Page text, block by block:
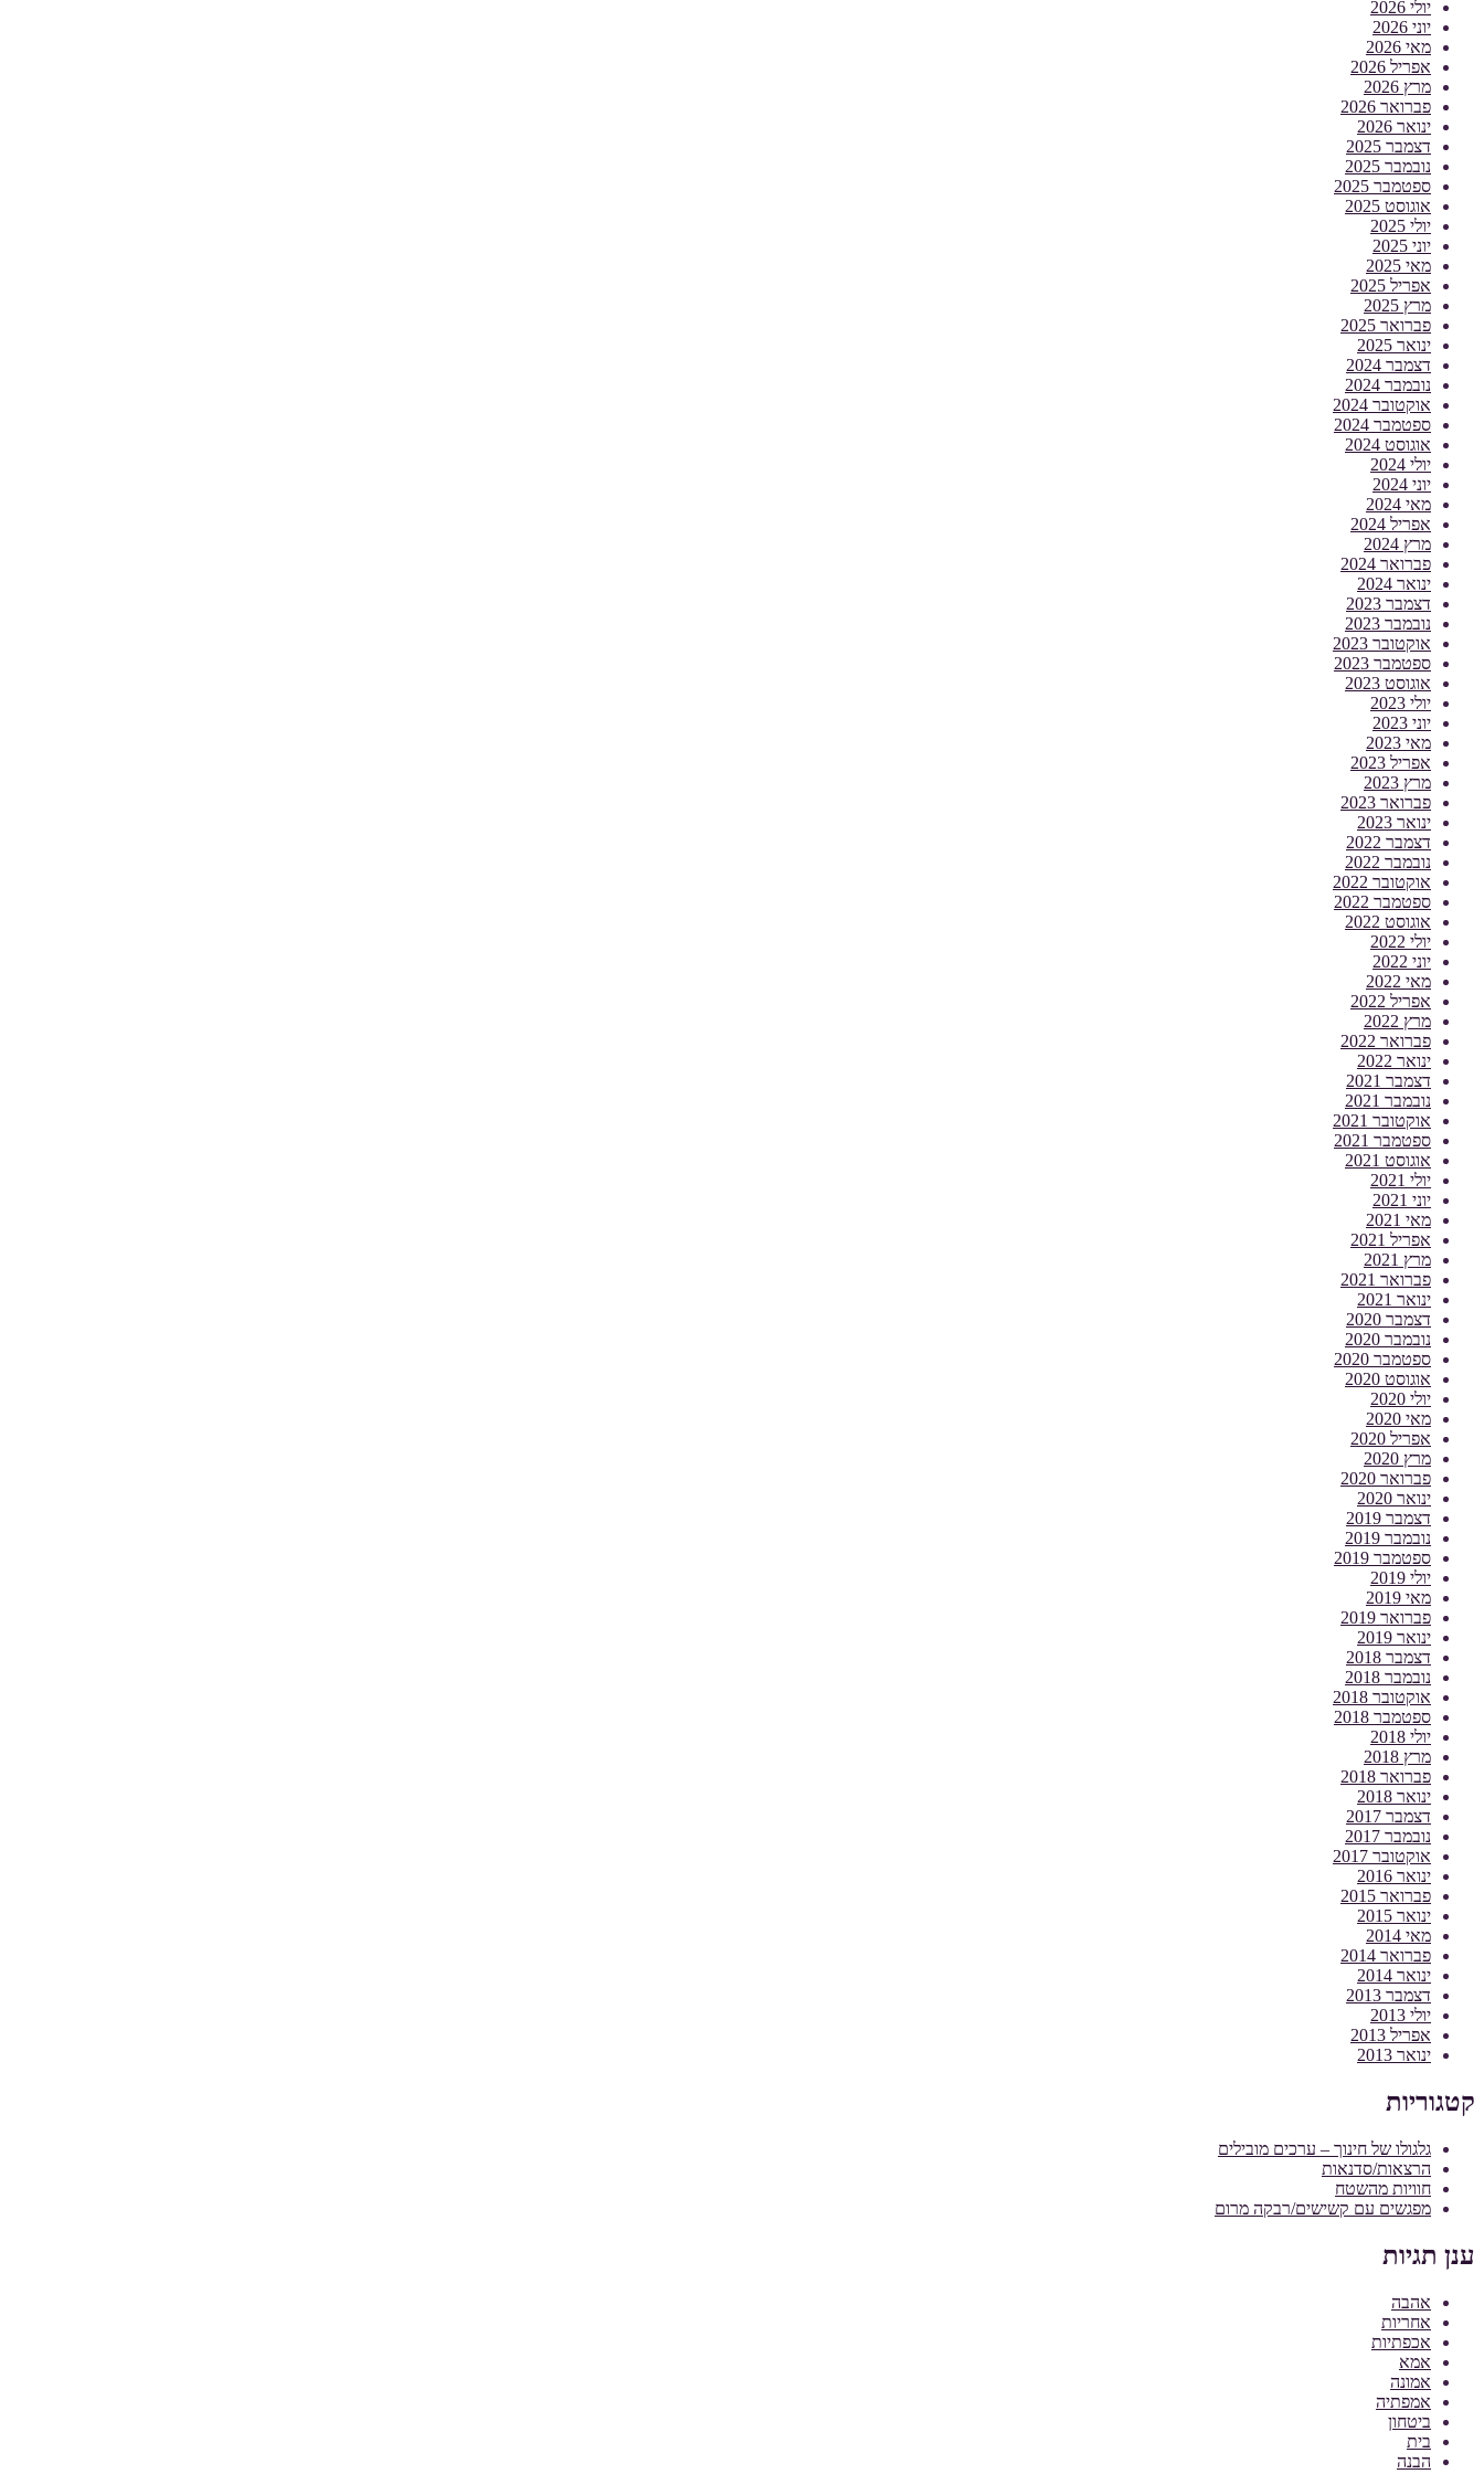
יולי 2026
יוני 2026
מאי 2026
אפריל 2026
מרץ 2026
פברואר 2026
ינואר 2026
דצמבר 2025
נובמבר 2025
ספטמבר 2025
אוגוסט 2025
יולי 2025
יוני 2025
מאי 2025
אפריל 2025
מרץ 2025
פברואר 2025
ינואר 2025
דצמבר 2024
נובמבר 2024
אוקטובר 2024
ספטמבר 2024
אוגוסט 2024
יולי 2024
יוני 2024
מאי 2024
אפריל 2024
מרץ 2024
פברואר 2024
ינואר 2024
דצמבר 2023
נובמבר 2023
אוקטובר 2023
ספטמבר 2023
אוגוסט 2023
יולי 2023
יוני 2023
מאי 2023
אפריל 2023
מרץ 2023
פברואר 2023
ינואר 2023
דצמבר 2022
נובמבר 2022
אוקטובר 2022
ספטמבר 2022
אוגוסט 2022
יולי 2022
יוני 2022
מאי 2022
אפריל 2022
מרץ 2022
פברואר 2022
ינואר 2022
דצמבר 2021
נובמבר 2021
אוקטובר 2021
ספטמבר 2021
אוגוסט 2021
יולי 2021
יוני 2021
מאי 2021
אפריל 2021
מרץ 2021
פברואר 2021
ינואר 2021
דצמבר 2020
נובמבר 2020
ספטמבר 2020
אוגוסט 2020
יולי 2020
מאי 2020
אפריל 2020
מרץ 2020
פברואר 2020
ינואר 2020
דצמבר 2019
נובמבר 2019
ספטמבר 2019
יולי 2019
מאי 2019
פברואר 2019
ינואר 2019
דצמבר 2018
נובמבר 2018
אוקטובר 2018
ספטמבר 2018
יולי 2018
מרץ 2018
פברואר 2018
ינואר 2018
דצמבר 2017
נובמבר 2017
אוקטובר 2017
ינואר 2016
פברואר 2015
ינואר 2015
מאי 2014
פברואר 2014
ינואר 2014
דצמבר 2013
יולי 2013
אפריל 2013
ינואר 2013
קטגוריות
גלגולו של חינוך – ערכים מובילים
הרצאות/סדנאות
חוויות מהשטח
מפגשים עם קשישים/רבקה מרום
ענן תגיות
אהבה
אחריות
אכפתיות
אמא
אמונה
אמפתיה
ביטחון
בית
הבנה